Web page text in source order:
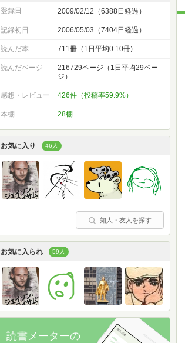
登録日 2009/02/12（6388日経過）
記録初日 2006/05/03（7404日経過）
読んだ本 711冊（1日平均0.10冊)
読んだページ
216729ページ（1日平均29ペー
ジ）
感想・レビュー 426件（投稿率59.9%）
本棚 28棚
お気に入り 46人
知人・友人を探す
お気に入られ 59人
読書メーターの